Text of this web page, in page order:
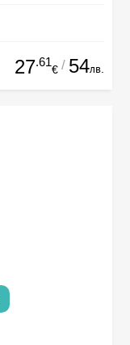
27.61
€ / 54лв.